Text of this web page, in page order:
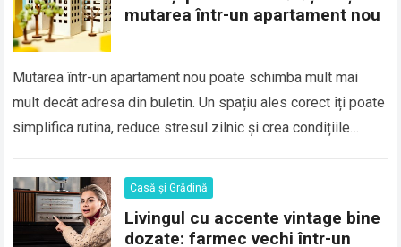
mutarea într-un apartament nou
Mutarea într-un apartament nou poate schimba mult mai
mult decât adresa din buletin. Un spațiu ales corect îți poate
simplifica rutina, reduce stresul zilnic și crea condițiile
Casă și Grădină
Livingul cu accente vintage bine
dozate: farmec vechi într-un